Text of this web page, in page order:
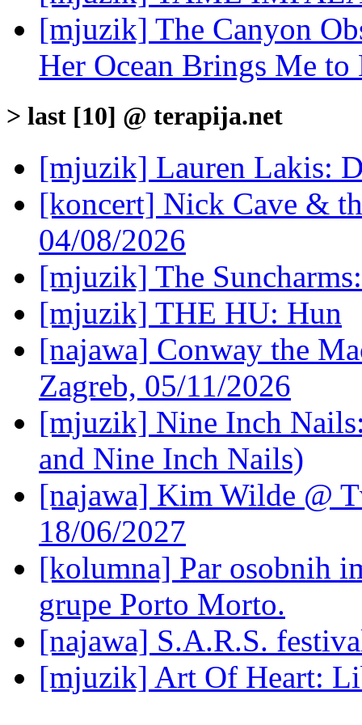
[mjuzik] The Canyon
Her Ocean Brings Me to
> last [10] @ terapija.net
[mjuzik] Lauren Lakis:
[koncert] Nick Cave &
04/08/2026
[mjuzik] The
[mjuzik] THE HU: Hun
[najawa] Conway the
Zagreb, 05/11/2026
[mjuzik] Nine Inch
and Nine Inch Nails)
[najawa] Kim Wilde @
18/06/2027
[kolumna] Par osobnih
grupe Porto Morto.
[najawa] S.A.R.S.
[mjuzik] Art Of Heart: